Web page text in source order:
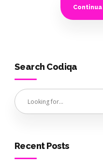
Search Codiqa
Recent Posts